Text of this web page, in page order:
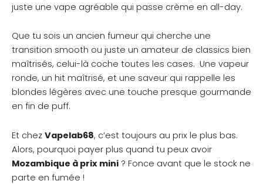
juste une vape agréable qui passe crème en all-day.
Que tu sois un ancien fumeur qui cherche une
transition smooth ou juste un amateur de classics bien
maîtrisés, celui-là coche toutes les cases. Une vapeur
ronde, un hit maîtrisé, et une saveur qui rappelle les
blondes légères avec une touche presque gourmande
en fin de puff.
Et chez Vapelab68, c’est toujours au prix le plus bas.
Alors, pourquoi payer plus quand tu peux avoir
Mozambique à prix mini ? Fonce avant que le stock ne
parte en fumée !